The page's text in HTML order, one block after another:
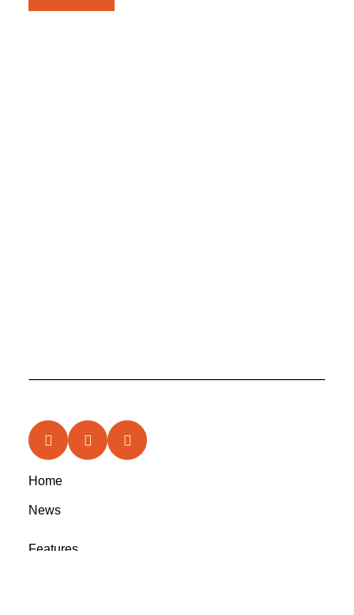
Home
News
Features